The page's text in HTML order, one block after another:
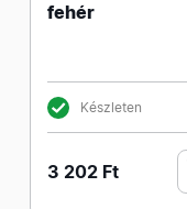
fehér
Készleten
3 202 Ft